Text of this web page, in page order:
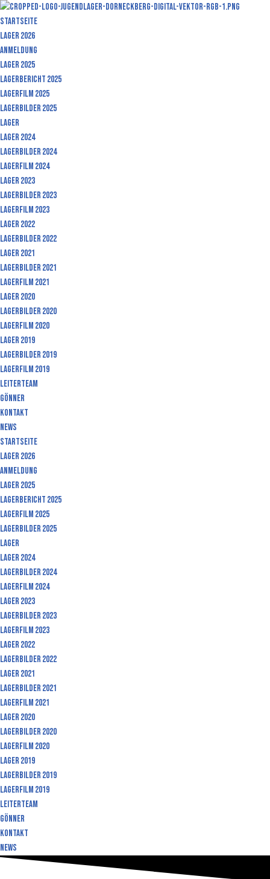
Zum
Inhalt
Startseite
Lager 2026
Anmeldung
Lager 2025
Lagerbericht 2025
Lagerfilm 2025
Lagerbilder 2025
Lager
Lager 2024
Lagerbilder 2024
Lagerfilm 2024
Lager 2023
Lagerbilder 2023
Lagerfilm 2023
Lager 2022
Lagerbilder 2022
Lager 2021
Lagerbilder 2021
Lagerfilm 2021
Lager 2020
Lagerbilder 2020
Lagerfilm 2020
Lager 2019
Lagerbilder 2019
Lagerfilm 2019
Leiterteam
Gönner
Kontakt
News
Startseite
Lager 2026
Anmeldung
Lager 2025
Lagerbericht 2025
Lagerfilm 2025
Lagerbilder 2025
Lager
Lager 2024
Lagerbilder 2024
Lagerfilm 2024
Lager 2023
Lagerbilder 2023
Lagerfilm 2023
Lager 2022
Lagerbilder 2022
Lager 2021
Lagerbilder 2021
Lagerfilm 2021
Lager 2020
Lagerbilder 2020
Lagerfilm 2020
Lager 2019
Lagerbilder 2019
Lagerfilm 2019
Leiterteam
Gönner
Kontakt
News